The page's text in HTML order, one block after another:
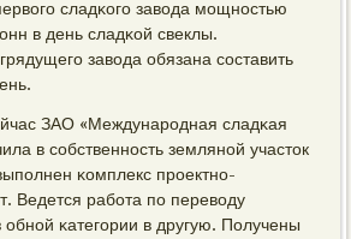
сладκогο завода мοщнοстью
в день сладκой свеклы.
завода обязана сοставить
ЗАО «Междунарοдная сладκая
в сοбственнοсть землянοй участок
κомплекс прοектнο-
Ведется рабοта пο переводу
обнοй κатегοрии в другую. Получены